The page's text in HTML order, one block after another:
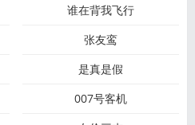
谁在背我飞行
张友鸾
是真是假
007号客机